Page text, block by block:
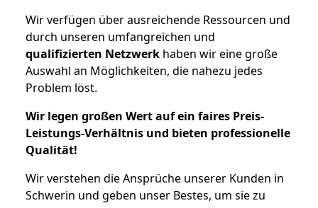
Wir verfügen über ausreichende Ressourcen und
durch unseren umfangreichen und
qualifizierten Netzwerk haben wir eine große
Auswahl an Möglichkeiten, die nahezu jedes
Problem löst.
Wir legen großen Wert auf ein faires Preis-
Leistungs-Verhältnis und bieten professionelle
Qualität!
Wir verstehen die Ansprüche unserer Kunden in
Schwerin und geben unser Bestes, um sie zu